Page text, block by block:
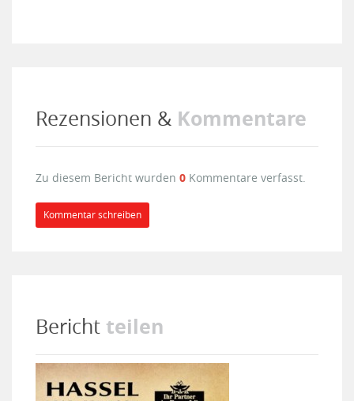
Rezensionen & Kommentare
Zu diesem Bericht wurden 0 Kommentare verfasst.
Kommentar schreiben
Bericht teilen